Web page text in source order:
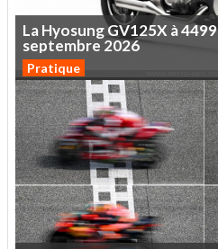
LaHyosungGV125X à4499
septembre 2026
Pratique